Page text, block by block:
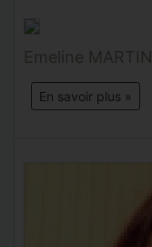
Emeline MARTIN
En savoir plus »